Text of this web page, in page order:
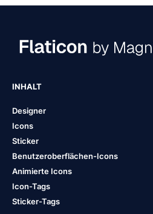
INHALT
Designer
Icons
Sticker
Benutzeroberflächen-Icons
Animierte Icons
Icon-Tags
Sticker-Tags